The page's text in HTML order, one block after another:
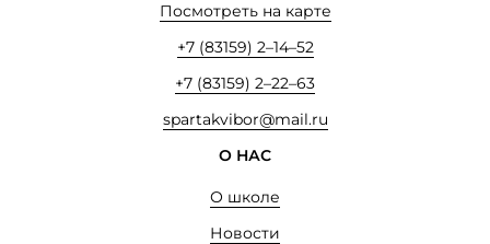
Посмотреть на карте
+7 (83159) 2–14–52
+7 (83159) 2–22–63
spartakvibor@mail.ru
О НАС
О школе
Новости